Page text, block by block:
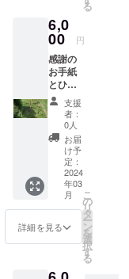
ングしまししま
す。
※2024
年8月第
4週に3
日間営
業予
定！ ※
花束の
受け渡
しは、
須坂市
チャレ
ンジ
ショッ
プの
「やま
飲んで
いただ
けるチ
ケット
を販売
しま
す。
（例）
須坂
ファミ
リー
フェス
ティバ
ルや須
坂ス
イーツ
フェス
らは須
る
6,0
00 円
感謝の
お手紙
とひま
わり畑
のミニ
フォト
アルバ
ムを送
りま
す。 34
面のミ
ニフォ
トアル
バム
（21cm
×11cm
枚の写
支援
者：
0人
お届
け予
定：
2024
年03
月
詳細を見る
こ
の
リ
タ
ー
ン
を
選
択
す
る